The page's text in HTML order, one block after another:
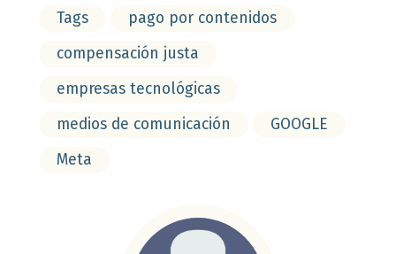
Tags
pago por contenidos
compensación justa
empresas tecnológicas
medios de comunicación
GOOGLE
Meta